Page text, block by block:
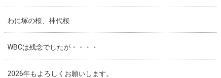
わに塚の桜、神代桜
WBCは残念でしたが・・・・
2026年もよろしくお願いします。